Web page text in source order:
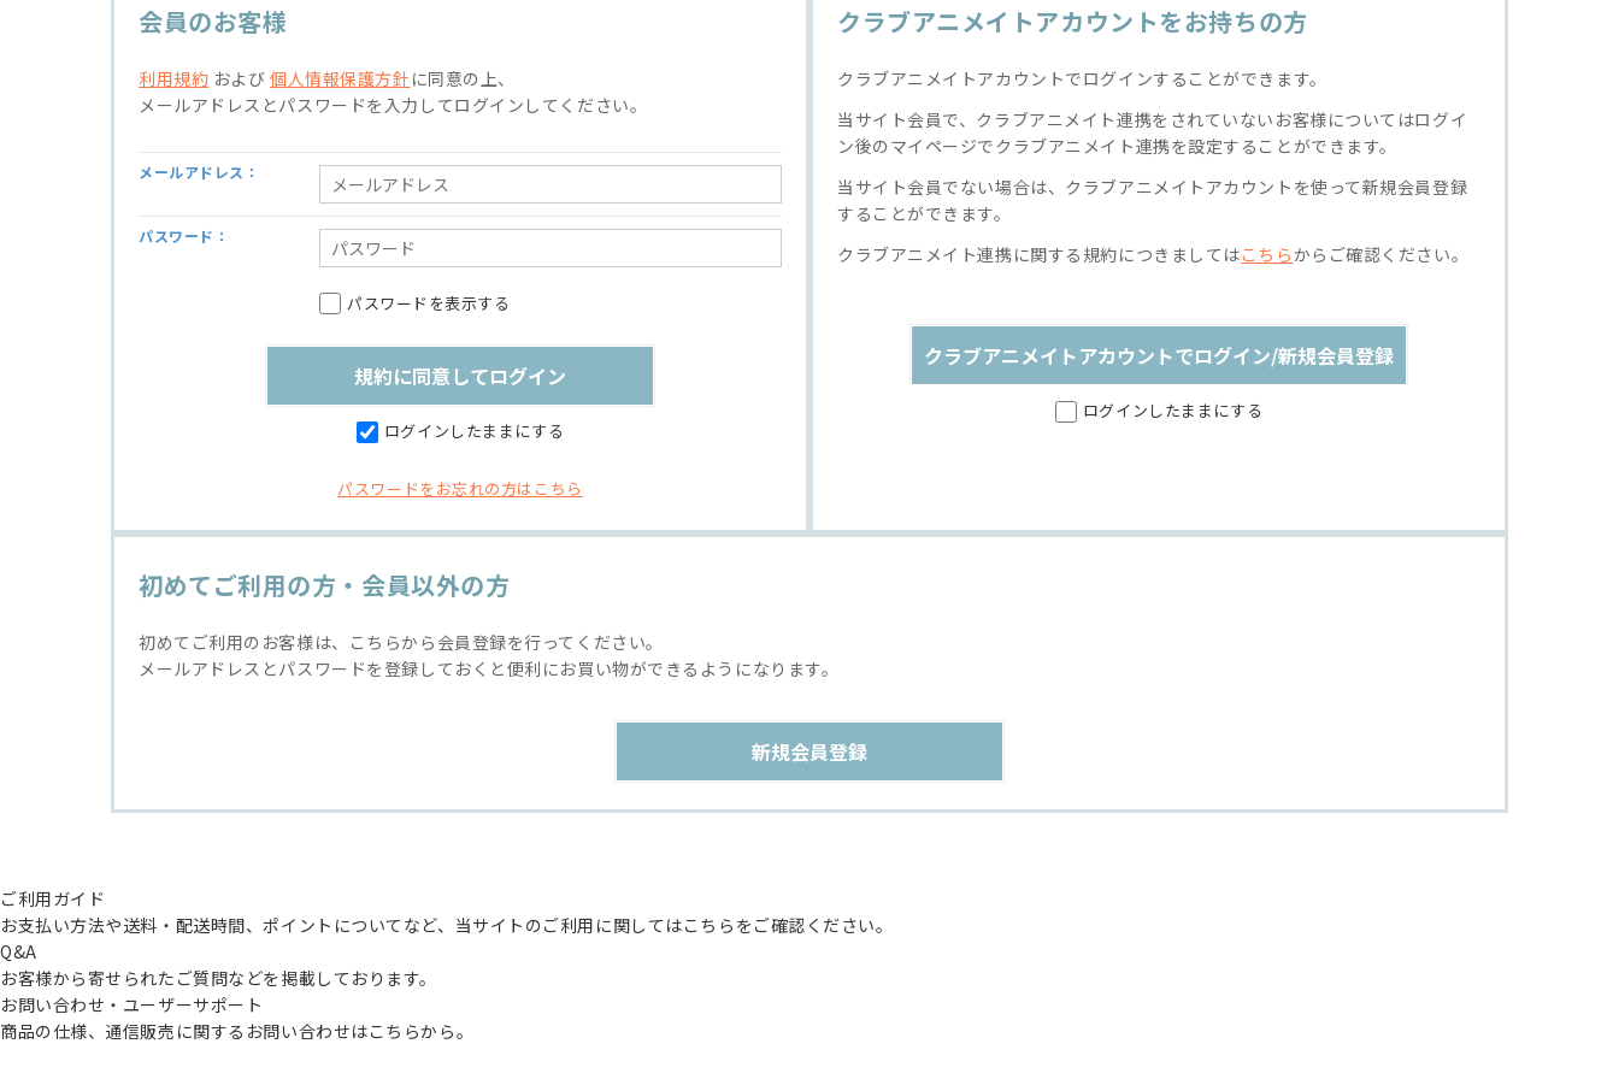
会員のお客様
利用規約 および個人情報保護方針 に同意の上、
メールアドレスとパスワードを入力してログインしてください。
メールアドレス：
パスワード：
パスワードを表示する
ログインしたままにする
パスワードをお忘れの方はこちら
クラブアニメイトアカウントをお持ちの方
クラブアニメイトアカウントでログインすることができます。
当サイト会員で、クラブアニメイト連携をされていないお客様についてはログイ
ン後のマイページでクラブアニメイト連携を設定することができます。
当サイト会員でない場合は、クラブアニメイトアカウントを使って新規会員登録
することができます。
クラブアニメイト連携に関する規約につきましてはこちらからご確認ください。
クラブアニメイトアカウントでログイン/新規会員登録
ログインしたままにする
初めてご利用の方・会員以外の方
初めてご利用のお客様は、こちらから会員登録を行ってください。
メールアドレスとパスワードを登録しておくと便利にお買い物ができるようになります。
ご利用ガイド
お支払い方法や送料・配送時間、ポイントについてなど、当サイトのご利用に関してはこちらをご確認ください。
Q&A
お客様から寄せられたご質問などを掲載しております。
お問い合わせ・ユーザーサポート
商品の仕様、通信販売に関するお問い合わせはこちらから。